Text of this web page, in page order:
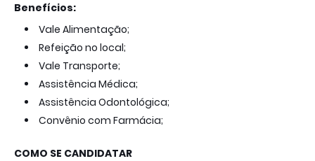
Benefícios:
Vale Alimentação;
Refeição no local;
Vale Transporte;
Assistência Médica;
Assistência Odontológica;
Convênio com Farmácia;
COMO SE CANDIDATAR